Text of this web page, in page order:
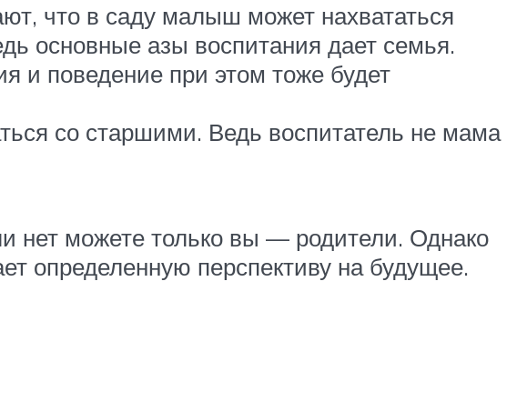
что в саду малыш может нахвататься
основные азы воспитания дает семья.
и поведение при этом тоже будет
со старшими. Ведь воспитатель не мама
нет можете только вы — родители. Однако
определенную перспективу на будущее.